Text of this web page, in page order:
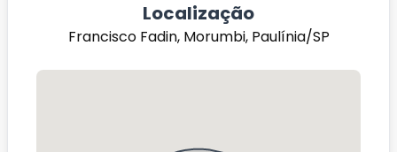
Localização
Francisco Fadin, Morumbi, Paulínia/SP